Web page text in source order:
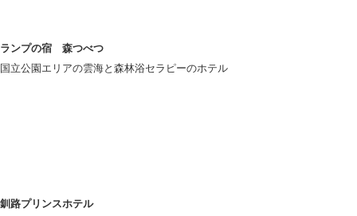
ランプの宿 森つべつ
国立公園エリアの雲海と森林浴セラピーのホテル
釧路プリンスホテル